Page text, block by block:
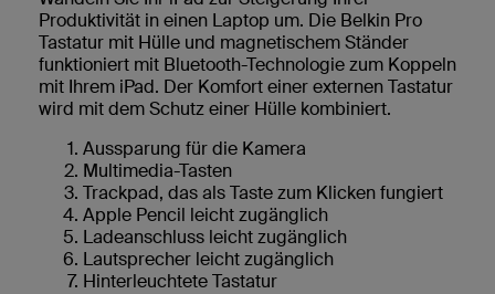
Produktivität in einen Laptop um. Die Belkin Pro
Tastatur mit Hülle und magnetischem Ständer
funktioniert mit Bluetooth-Technologie zum Koppeln
mit Ihrem iPad. Der Komfort einer externen Tastatur
wird mit dem Schutz einer Hülle kombiniert.
Aussparung für die Kamera
Multimedia-Tasten
Trackpad, das als Taste zum Klicken fungiert
Apple Pencil leicht zugänglich
Ladeanschluss leicht zugänglich
Lautsprecher leicht zugänglich
Hinterleuchtete Tastatur